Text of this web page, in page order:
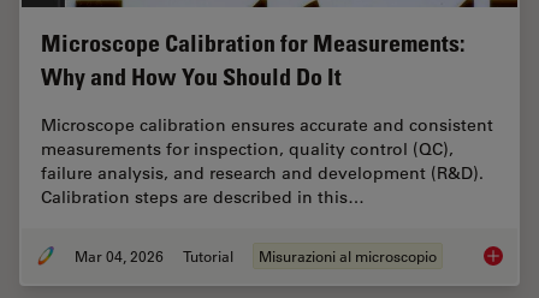
Microscope Calibration for Measurements:
Why and How You Should Do It
Microscope calibration ensures accurate and consistent
measurements for inspection, quality control (QC),
failure analysis, and research and development (R&D).
Calibration steps are described in this…
Mar 04, 2026 Tutorial Misurazioni al microscopio